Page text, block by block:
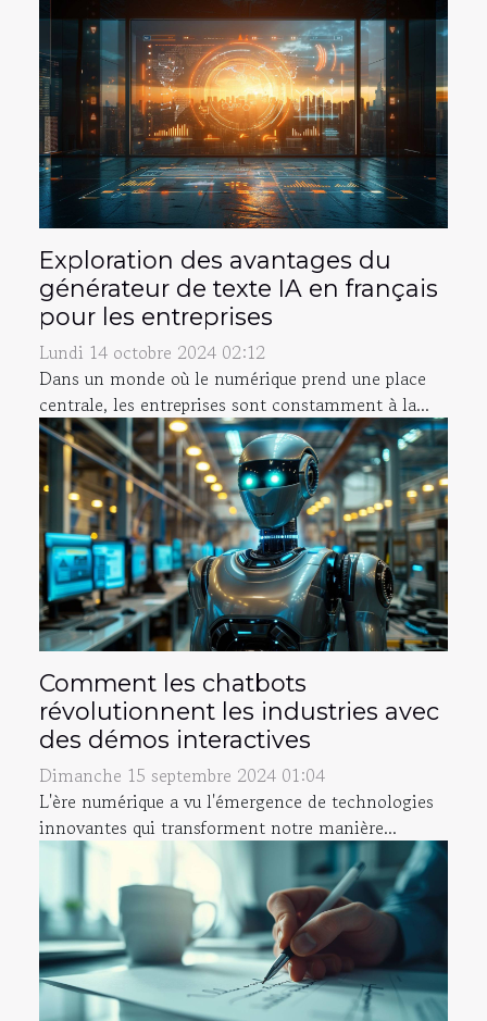
Exploration des avantages du
générateur de texte IA en français
pour les entreprises
Lundi 14 octobre 2024 02:12
Dans un monde où le numérique prend une place
centrale, les entreprises sont constamment à la...
Comment les chatbots
révolutionnent les industries avec
des démos interactives
Dimanche 15 septembre 2024 01:04
L'ère numérique a vu l'émergence de technologies
innovantes qui transforment notre manière...